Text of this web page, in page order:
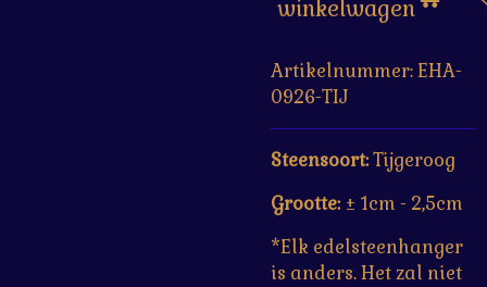
winkelwagen
Artikelnummer:EHA-
0926-TIJ
Steensoort:Tijgeroog
Grootte:± 1cm - 2,5cm
*Elk edelsteenhanger
is anders. Het zal niet